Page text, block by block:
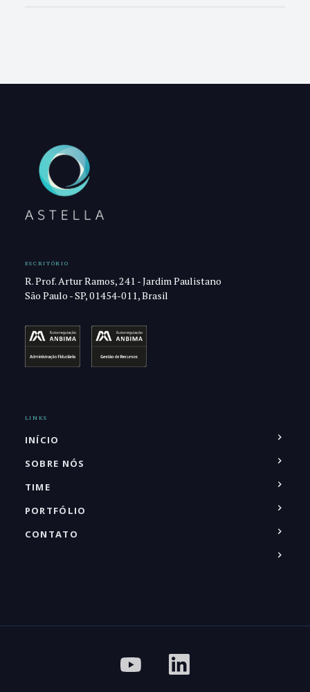
ESCRITÓRIO
R. Prof. Artur Ramos, 241 - Jardim Paulistano
São Paulo - SP, 01454-011, Brasil
LINKS
INÍCIO
SOBRE NÓS
TIME
PORTFÓLIO
CONTATO